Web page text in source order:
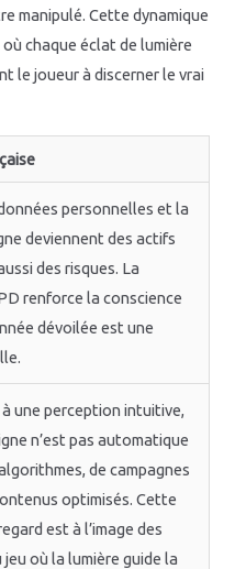
manipulé. Cette dynamique
chaque éclat de lumière
le joueur à discerner le vrai
personnelles et la
deviennent des actifs
des risques. La
renforce la conscience
dévoilée est une
une perception intuitive,
n’est pas automatique
de campagnes
optimisés. Cette
est à l’image des
jeu où la lumière guide la